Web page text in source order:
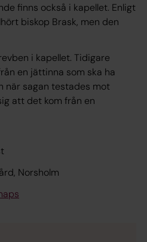
finns också i kapellet. Enligt
biskop Brask, men den
i kapellet. Tidigare
en jättinna som ska ha
när sagan testades mot
att det kom från en
Norsholm